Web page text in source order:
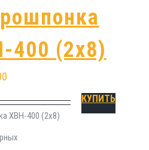
400 (2х8)
ХВН-400 (2х8)
КУПИТЬ